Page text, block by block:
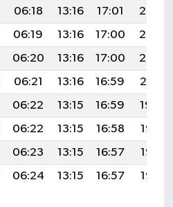
06:18 13:16 17:01
20:05
06:19 13:16 17:00
20:03
06:20 13:16 17:00
20:02
06:21 13:16 16:59
20:01
06:22 13:15 16:59
19:59
06:22 13:15 16:58
19:58
06:23 13:15 16:57
19:57
06:24 13:15 16:57 19:55